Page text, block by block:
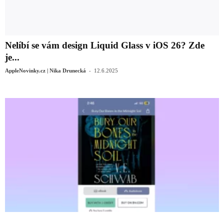
Nelíbí se vám design Liquid Glass v iOS 26? Zde
je...
AppleNovinky.cz | Nika Drunecká - 12.6.2025